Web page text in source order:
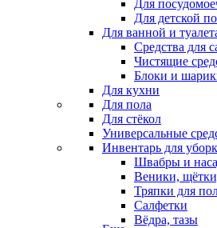
Для
Для детской
Для ванной и
Средства для
Чистящие
Блоки и
Для кухни
Для пола
Для стёкол
Универсальные
Инвентарь для
Швабры и
Веники,
Тряпки для
Салфетки
Вёдра, тазы